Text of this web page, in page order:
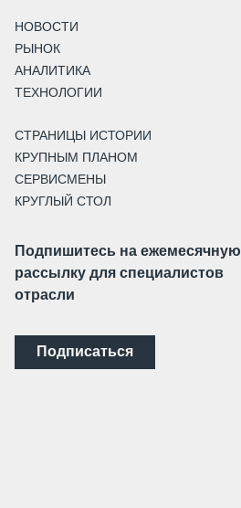
НОВОСТИ
РЫНОК
АНАЛИТИКА
ТЕХНОЛОГИИ
СТРАНИЦЫ ИСТОРИИ
КРУПНЫМ ПЛАНОМ
СЕРВИСМЕНЫ
КРУГЛЫЙ СТОЛ
Подпишитесь на ежемесячную
рассылку для специалистов
отрасли
Подписаться